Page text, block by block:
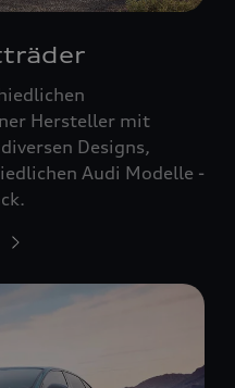
Hersteller mit
Designs,
Audi Modelle -